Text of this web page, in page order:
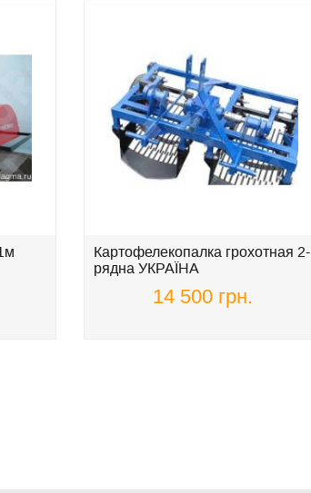
Картофелекопалка грохотная 2-
рядна УКРАЇНА
14 500 грн.